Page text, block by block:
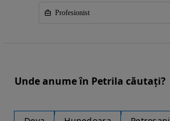
Profesionist
Unde anume în Petrila căutați?